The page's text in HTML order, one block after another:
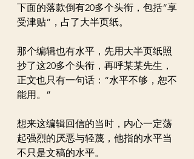
下面的落款倒有20多个头衔，包括“享
受津贴”，占了大半页纸。
那个编辑也有水平，先用大半页纸照
抄了这20多个头衔，再呼某某先生，
正文也只有一句话：“水平不够，恕不
能用。”
想来这编辑回信的当时，内心一定荡
起强烈的厌恶与轻蔑，他指的水平当
不只是文稿的水平。